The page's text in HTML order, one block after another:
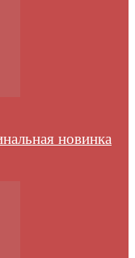
новинка